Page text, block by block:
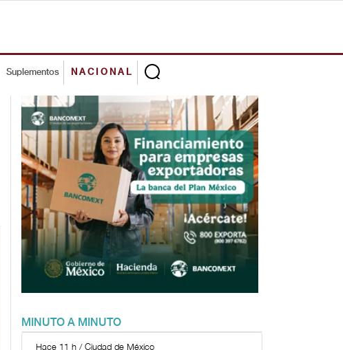
Suplementos NACIONAL
MINUTO A MINUTO
Hace 11 h / Ciudad de México